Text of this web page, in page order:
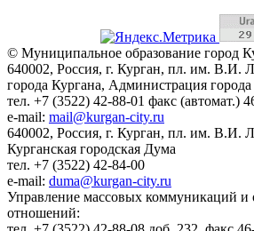
© Муниципальное образование город
640002, Россия, г. Курган, пл. им. В.И.
города Кургана, Администрация города
тел. +7 (3522) 42-88-01 факс (автомат.)
e-mail: mail@kurgan-city.ru
640002, Россия, г. Курган, пл. им. В.И.
Курганская городская Дума
тел. +7 (3522) 42-84-00
e-mail: duma@kurgan-city.ru
Управление массовых коммуникаций и
отношений: